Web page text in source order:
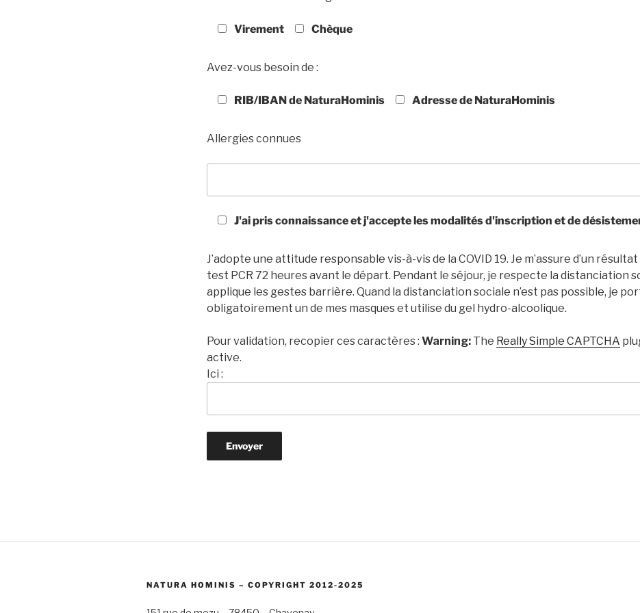
Virement Chèque
Avez-vous besoin de :
RIB/IBAN de NaturaHominis Adresse de NaturaHominis
Allergies connues
J'ai pris connaissance et j'accepte les modalités d'inscription et de
J’adopte une attitude responsable vis-à-vis de la COVID 19. Je m’assure d’un
test PCR 72 heures avant le départ. Pendant le séjour, je respecte la distanciation
applique les gestes barrière. Quand la distanciation sociale n’est pas possible, je
obligatoirement un de mes masques et utilise du gel hydro-alcoolique.
Pour validation, recopier ces caractères : Warning: The Really Simple CAPTCHA
active.
Ici :
NATURA HOMINIS – COPYRIGHT 2012-2025